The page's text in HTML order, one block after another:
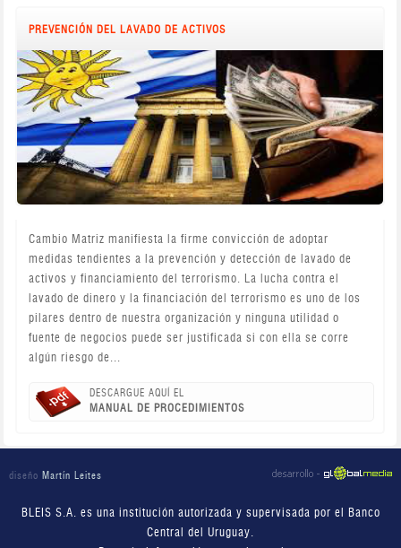
PREVENCIÓN DEL LAVADO DE ACTIVOS
Cambio Matriz manifiesta la firme convicción de adoptar
medidas tendientes a la prevención y detección de lavado de
activos y financiamiento del terrorismo. La lucha contra el
lavado de dinero y la financiación del terrorismo es uno de los
pilares dentro de nuestra organización y ninguna utilidad o
fuente de negocios puede ser justificada si con ella se corre
algún riesgo de...
DESCARGUE AQUÍ EL
MANUAL DE PROCEDIMIENTOS
diseño Martín Leites
BLEIS S.A. es una institución autorizada y supervisada por el Banco
Central del Uruguay.